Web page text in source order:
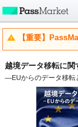
【重要】
越境データ移転に関
―EUからのデータ移転